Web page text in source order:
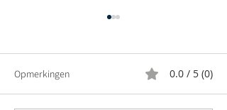
Opmerkingen 0.0 / 5 (0)